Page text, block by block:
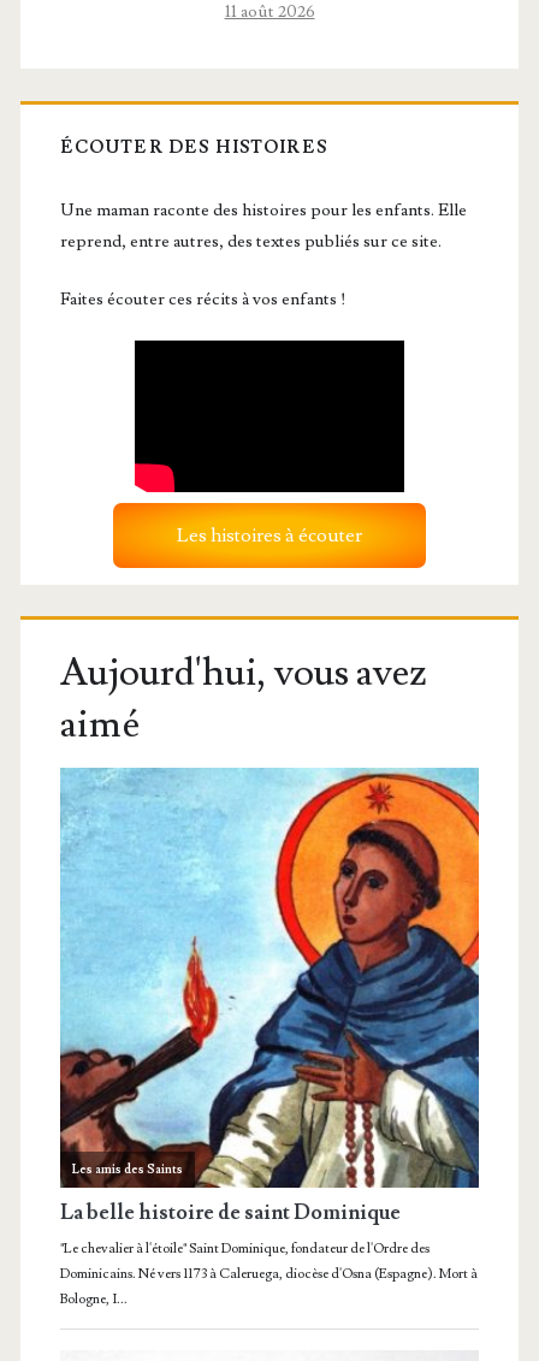
11 août 2026
ÉCOUTER DES HISTOIRES
Une maman raconte des histoires pour les enfants. Elle
reprend, entre autres, des textes publiés sur ce site.
Faites écouter ces récits à vos enfants !
Les histoires à écouter
Aujourd'hui, vous avez
aimé